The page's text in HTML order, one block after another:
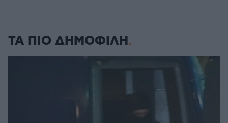
ΤΑ ΠΙΟ ΔΗΜΟΦΙΛΗ